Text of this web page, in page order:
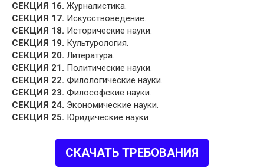
СЕКЦИЯ 16. Журналистика.
СЕКЦИЯ 17. Искусствоведение.
СЕКЦИЯ 18. Исторические науки.
СЕКЦИЯ 19. Культурология.
СЕКЦИЯ 20. Литература.
СЕКЦИЯ 21. Политические науки.
СЕКЦИЯ 22. Филологические науки.
СЕКЦИЯ 23. Философские науки.
СЕКЦИЯ 24. Экономические науки.
СЕКЦИЯ 25. Юридические науки
СКАЧАТЬ ТРЕБОВАНИЯ